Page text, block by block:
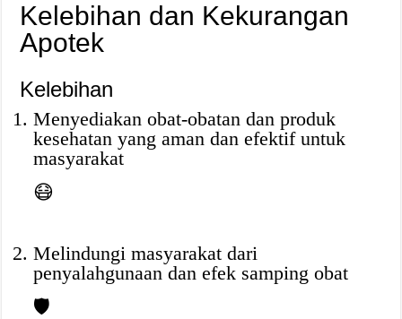
Kelebihan dan Kekurangan
Apotek
Kelebihan
Menyediakan obat-obatan dan produk
kesehatan yang aman dan efektif untuk
masyarakat
😷
Melindungi masyarakat dari
penyalahgunaan dan efek samping obat
🛡️